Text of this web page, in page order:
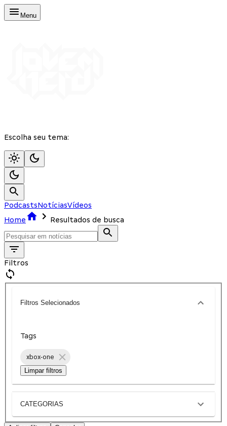
Menu
Escolha seu tema:
PodcastsNotíciasVídeos
Home
Resultados de busca
Filtros
Filtros Selecionados
Tags
xbox-one
Limpar filtros
CATEGORIAS